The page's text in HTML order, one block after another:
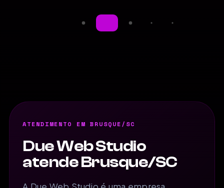
ATENDIMENTO EM BRUSQUE/SC
Due Web Studio
atende Brusque/SC